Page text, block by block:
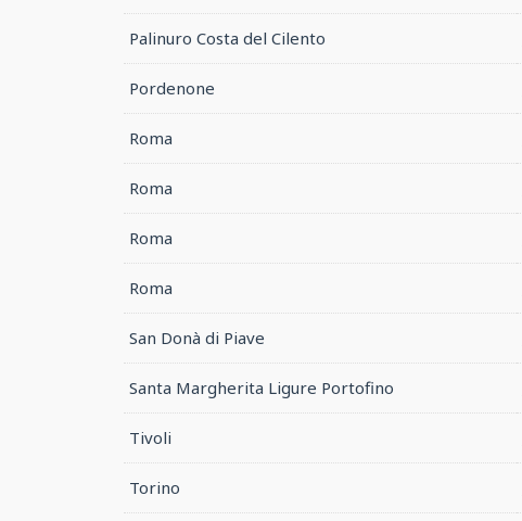
Palinuro Costa del Cilento
Pordenone
Roma
Roma
Roma
Roma
San Donà di Piave
Santa Margherita Ligure Portofino
Tivoli
Torino